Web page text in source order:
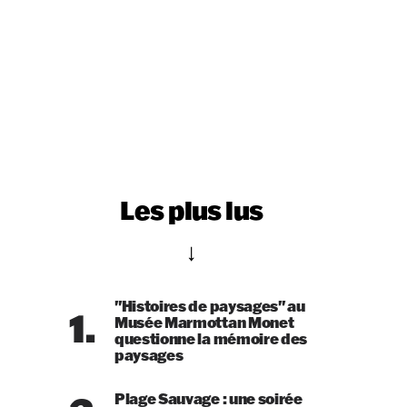
Les plus lus
1.
"Histoires de paysages" au
Musée Marmottan Monet
questionne la mémoire des
paysages
Plage Sauvage : une soirée